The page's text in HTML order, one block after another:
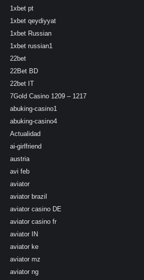
1xbet pt
1xbet qeydiyyat
1xbet Russian
1xbet russian1
22bet
22Bet BD
22bet IT
7Gold Casino 1209 – 1217
abuking-casino1
abuking-casino4
Actualidad
ai-girlfriend
austria
avi feb
aviator
aviator brazil
aviator casino DE
aviator casino fr
aviator IN
aviator ke
aviator mz
aviator ng